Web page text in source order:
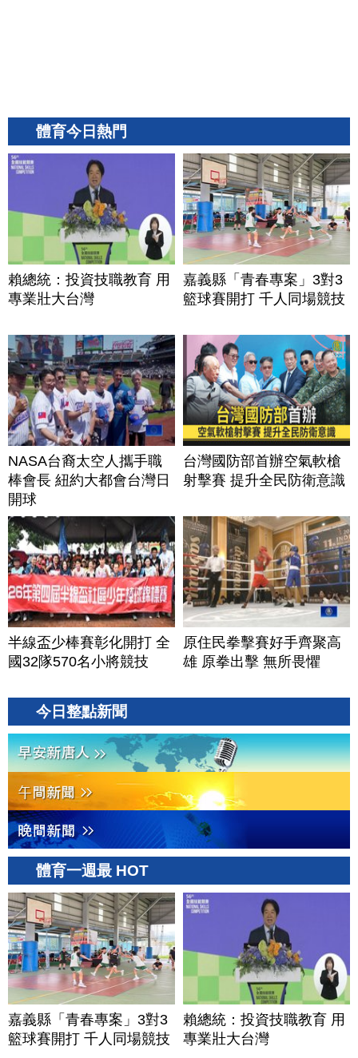
體育今日熱門
賴總統：投資技職教育 用
專業壯大台灣
嘉義縣「青春專案」3對3
籃球賽開打 千人同場競技
NASA台裔太空人攜手職
棒會長 紐約大都會台灣日
開球
台灣國防部首辦空氣軟槍
射擊賽 提升全民防衛意識
半線盃少棒賽彰化開打 全
國32隊570名小將競技
原住民拳擊賽好手齊聚高
雄 原拳出擊 無所畏懼
今日整點新聞
體育一週最 HOT
嘉義縣「青春專案」3對3
籃球賽開打 千人同場競技
賴總統：投資技職教育 用
專業壯大台灣